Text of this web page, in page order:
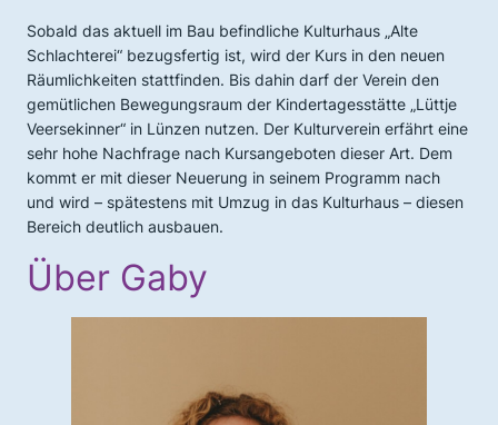
Sobald das aktuell im Bau befindliche Kulturhaus „Alte
Schlachterei“ bezugsfertig ist, wird der Kurs in den neuen
Räumlichkeiten stattfinden. Bis dahin darf der Verein den
gemütlichen Bewegungsraum der Kindertagesstätte „Lüttje
Veersekinner“ in Lünzen nutzen. Der Kulturverein erfährt eine
sehr hohe Nachfrage nach Kursangeboten dieser Art. Dem
kommt er mit dieser Neuerung in seinem Programm nach
und wird – spätestens mit Umzug in das Kulturhaus – diesen
Bereich deutlich ausbauen.
Über Gaby